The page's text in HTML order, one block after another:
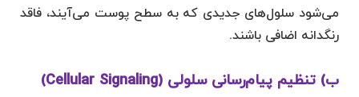
می‌شود سلول‌های جدیدی که به سطح پوست می‌آیند، فاقد
رنگدانه اضافی باشند.
ب) تنظیم پیام‌رسانی سلولی (Cellular Signaling)